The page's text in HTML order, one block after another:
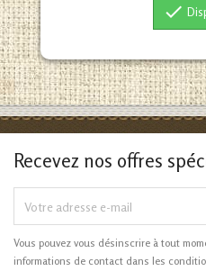

Recevez nos offres
Vous pouvez vous désinscrire à tout
informations de contact dans les